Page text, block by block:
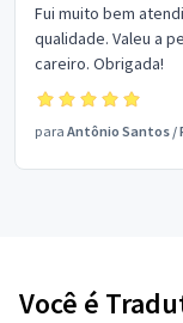
Fui muito bem
qualidade. Valeu a
careiro. Obrigada!
para Antônio Santos /
Você é